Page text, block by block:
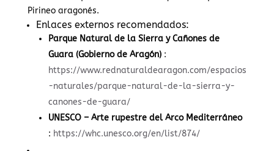
Pirineo aragonés.
Enlaces externos recomendados:
Parque Natural de la Sierra y Cañones de
Guara (Gobierno de Aragón):
https://www.rednaturaldearagon.com/espacios
-naturales/parque-natural-de-la-sierra-y-
canones-de-guara/
UNESCO – Arte rupestre del Arco Mediterráneo
: https://whc.unesco.org/en/list/874/